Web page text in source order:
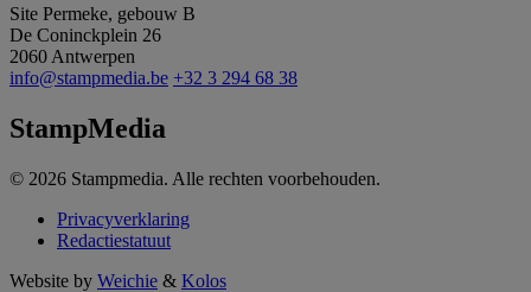
Site Permeke, gebouw B
De Coninckplein 26
2060 Antwerpen
info@stampmedia.be +32 3 294 68 38
StampMedia
© 2026 Stampmedia. Alle rechten voorbehouden.
Privacyverklaring
Redactiestatuut
Website by Weichie & Kolos